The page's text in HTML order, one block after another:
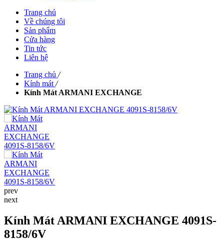
Trang chủ
Về chúng tôi
Sản phẩm
Cửa hàng
Tin tức
Liên hệ
Trang chủ /
Kính mát /
Kính Mát ARMANI EXCHANGE
prev
next
Kính Mát ARMANI EXCHANGE 4091S-
8158/6V